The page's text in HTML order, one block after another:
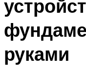
руками